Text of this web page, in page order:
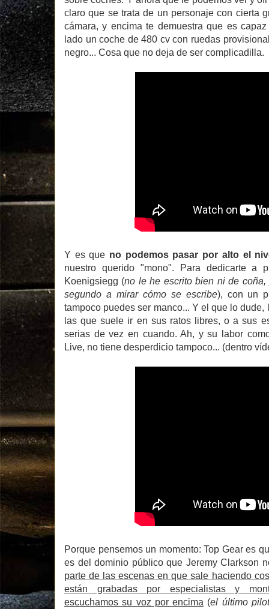
claro que se trata de un personaje con cierta
cámara, y encima te demuestra que es
lado un coche de 480 cv con ruedas
negro... Cosa que no deja de ser complicadilla.
Y es que no podemos pasar por alto el
nuestro querido "mono". Para dedicarte a
Koenigsiegg (no le he escrito bien ni de
segundo a mirar cómo se escribe), con un
tampoco puedes ser manco... Y el que lo
las que suele ir en sus ratos libres, o a sus
serias de vez en cuando. Ah, y su labor
Live, no tiene desperdicio tampoco... (dentro
Porque pensemos un momento: Top Gear es
es del dominio público que Jeremy Clarkson
parte de las escenas en que sale haciendo
están grabadas por especialistas y
escuchamos su voz por encima (el último